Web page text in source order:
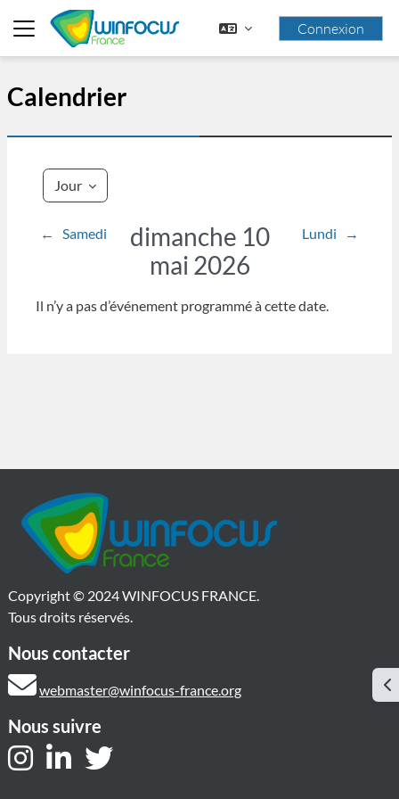
Passer au contenu principal
Panneau latéral
Connexion
Calendrier
Jour
← Samedi
dimanche 10
mai 2026
Lundi →
Il n’y a pas d’événement programmé à cette date.
Copyright © 2024 WINFOCUS FRANCE.
Tous droits réservés.
Nous contacter
webmaster@winfocus-france.org
Nous suivre